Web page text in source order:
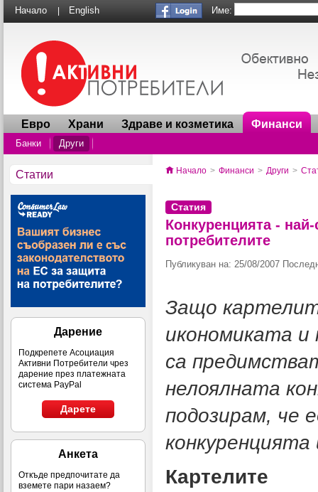
Начало English Име:
Евро Храни Здраве и козметика Финанси
Банки Други
Статии
Дарение
Подкрепете Асоциация
Активни Потребители чрез
дарение през платежната
система PayPal
Дарете
Анкета
Откъде предпочитате да
вземете пари назаем?
Начало > Финанси > Други >
Статия
Конкуренцията -
потребителите
Публикуван на: 25/08/2007
Защо
икономиката и
са
нелоялната
подозирам, че
Картелите